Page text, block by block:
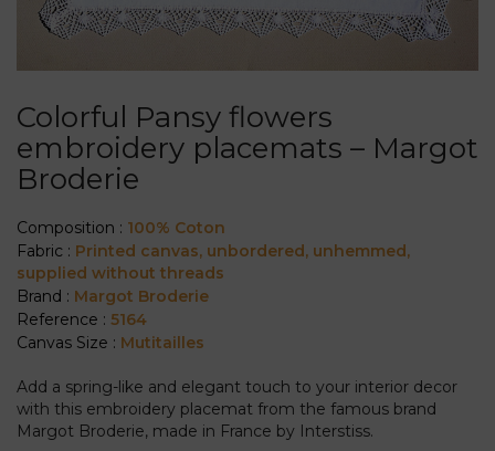
Colorful Pansy flowers
embroidery placemats – Margot
Broderie
Composition : 100% Coton
Fabric : Printed canvas, unbordered, unhemmed,
supplied without threads
Brand : Margot Broderie
Reference : 5164
Canvas Size : Mutitailles
Add a spring-like and elegant touch to your interior decor
with this embroidery placemat from the famous brand
Margot Broderie, made in France by Interstiss.